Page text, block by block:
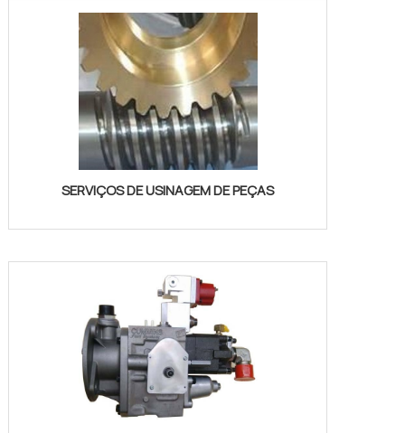
SERVIÇOS DE USINAGEM DE PEÇAS